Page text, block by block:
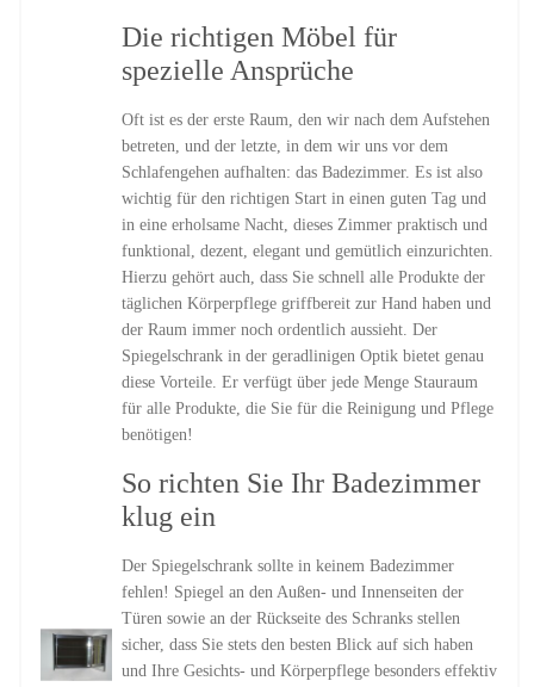
Die richtigen Möbel für
spezielle Ansprüche
Oft ist es der erste Raum, den wir nach dem Aufstehen
betreten, und der letzte, in dem wir uns vor dem
Schlafengehen aufhalten: das Badezimmer. Es ist also
wichtig für den richtigen Start in einen guten Tag und
in eine erholsame Nacht, dieses Zimmer praktisch und
funktional, dezent, elegant und gemütlich einzurichten.
Hierzu gehört auch, dass Sie schnell alle Produkte der
täglichen Körperpflege griffbereit zur Hand haben und
der Raum immer noch ordentlich aussieht. Der
Spiegelschrank in der geradlinigen Optik bietet genau
diese Vorteile. Er verfügt über jede Menge Stauraum
für alle Produkte, die Sie für die Reinigung und Pflege
benötigen!
So richten Sie Ihr Badezimmer
klug ein
Der Spiegelschrank sollte in keinem Badezimmer
fehlen! Spiegel an den Außen- und Innenseiten der
Türen sowie an der Rückseite des Schranks stellen
sicher, dass Sie stets den besten Blick auf sich haben
und Ihre Gesichts- und Körperpflege besonders effektiv